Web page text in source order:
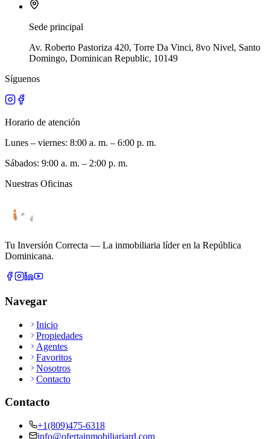
Sede principal
Av. Roberto Pastoriza 420, Torre Da Vinci, 8vo Nivel, Santo
Domingo, Dominican Republic, 10149
Síguenos
Horario de atención
Lunes – viernes: 8:00 a. m. – 6:00 p. m.
Sábados: 9:00 a. m. – 2:00 p. m.
Nuestras Oficinas
Tu Inversión Correcta — La inmobiliaria líder en la República
Dominicana.
Navegar
Inicio
Propiedades
Agentes
Favoritos
Nosotros
Contacto
Contacto
+1(809)475-6318
info@ofertainmobiliariard.com